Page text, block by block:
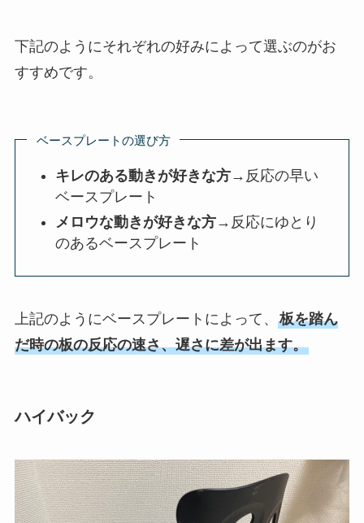
下記のようにそれぞれの好みによって選ぶのがお
すすめです。
ベースプレートの選び方
キレのある動きが好きな方→反応の早い
ベースプレート
メロウな動きが好きな方→反応にゆとり
のあるベースプレート
上記のようにベースプレートによって、 板を踏ん
だ時の板の反応の速さ、遅さに差が出ます。
ハイバック